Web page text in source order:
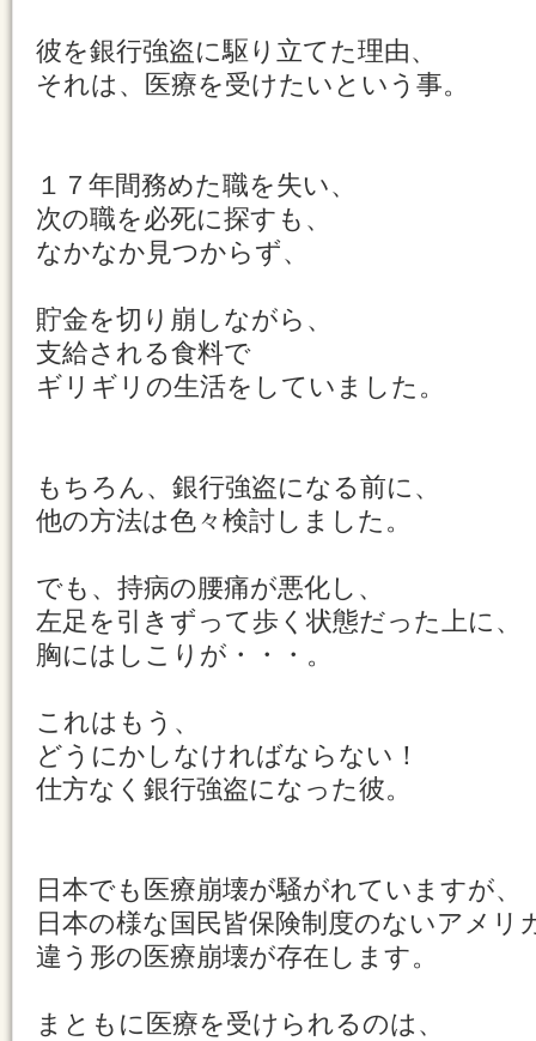
彼を銀行強盗に駆り立てた理由、
それは、医療を受けたいという事。
１７年間務めた職を失い、
次の職を必死に探すも、
なかなか見つからず、
貯金を切り崩しながら、
支給される食料で
ギリギリの生活をしていました。
もちろん、銀行強盗になる前に、
他の方法は色々検討しました。
でも、持病の腰痛が悪化し、
左足を引きずって歩く状態だった上に、
胸にはしこりが・・・。
これはもう、
どうにかしなければならない！
仕方なく銀行強盗になった彼。
日本でも医療崩壊が騒がれていますが、
日本の様な国民皆保険制度のないアメリ
違う形の医療崩壊が存在します。
まともに医療を受けられるのは、